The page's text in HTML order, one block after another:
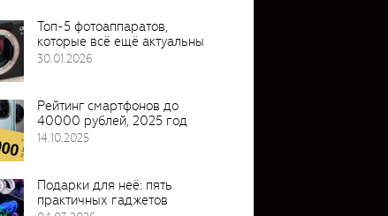
Топ-5 фотоаппаратов,
которые всё ещё актуальны
30.01.2026
Рейтинг смартфонов до
40000 рублей, 2025 год
14.10.2025
Подарки для неё: пять
практичных гаджетов